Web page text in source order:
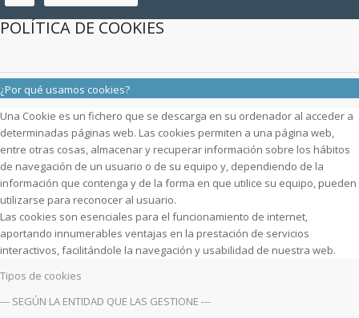
POLÍTICA DE COOKIES
¿Por qué usamos cookies?
Una Cookie es un fichero que se descarga en su ordenador al acceder a
determinadas páginas web. Las cookies permiten a una página web,
entre otras cosas, almacenar y recuperar información sobre los hábitos
de navegación de un usuario o de su equipo y, dependiendo de la
información que contenga y de la forma en que utilice su equipo, pueden
utilizarse para reconocer al usuario.
Las cookies son esenciales para el funcionamiento de internet,
aportando innumerables ventajas en la prestación de servicios
interactivos, facilitándole la navegación y usabilidad de nuestra web.
Tipos de cookies
--- SEGÚN LA ENTIDAD QUE LAS GESTIONE ---